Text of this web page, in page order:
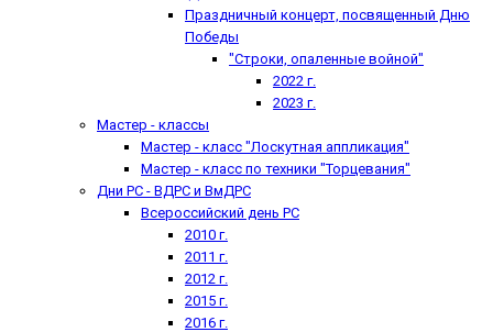
Праздничный концерт, посвященный Дню
Победы
"Строки, опаленные войной"
2022 г.
2023 г.
Мастер - классы
Мастер - класс "Лоскутная аппликация"
Мастер - класс по техники "Торцевания"
Дни РС - ВДРС и ВмДРС
Всероссийский день РС
2010 г.
2011 г.
2012 г.
2015 г.
2016 г.